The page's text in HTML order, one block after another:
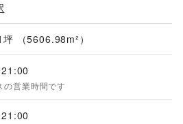
（5606.98m²）
21:00
の営業時間です
21:00